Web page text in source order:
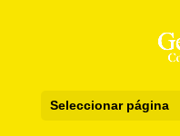
Seleccionar página